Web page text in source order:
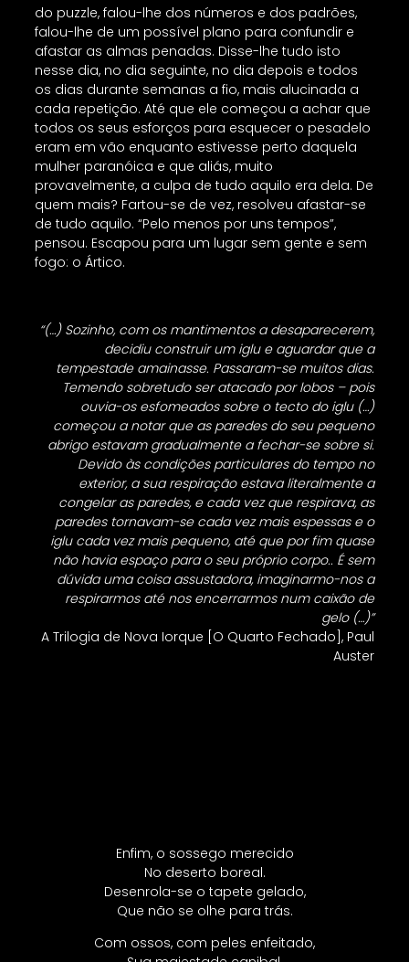
do puzzle, falou-lhe dos números e dos padrões,
falou-lhe de um possível plano para confundir e
afastar as almas penadas. Disse-lhe tudo isto
nesse dia, no dia seguinte, no dia depois e todos
os dias durante semanas a fio, mais alucinada a
cada repetição. Até que ele começou a achar que
todos os seus esforços para esquecer o pesadelo
eram em vão enquanto estivesse perto daquela
mulher paranóica e que aliás, muito
provavelmente, a culpa de tudo aquilo era dela. De
quem mais? Fartou-se de vez, resolveu afastar-se
de tudo aquilo. “Pelo menos por uns tempos”,
pensou. Escapou para um lugar sem gente e sem
fogo: o Ártico.
“(…) Sozinho, com os mantimentos a desaparecerem,
decidiu construir um iglu e aguardar que a
tempestade amainasse. Passaram-se muitos dias.
Temendo sobretudo ser atacado por lobos – pois
ouvia-os esfomeados sobre o tecto do iglu (…)
começou a notar que as paredes do seu pequeno
abrigo estavam gradualmente a fechar-se sobre si.
Devido às condições particulares do tempo no
exterior, a sua respiração estava literalmente a
congelar as paredes, e cada vez que respirava, as
paredes tornavam-se cada vez mais espessas e o
iglu cada vez mais pequeno, até que por fim quase
não havia espaço para o seu próprio corpo.. É sem
dúvida uma coisa assustadora, imaginarmo-nos a
respirarmos até nos encerrarmos num caixão de
gelo (…)”
A Trilogia de Nova Iorque [O Quarto Fechado], Paul
Auster
Enfim, o sossego merecido
No deserto boreal.
Desenrola-se o tapete gelado,
Que não se olhe para trás.
Com ossos, com peles enfeitado,